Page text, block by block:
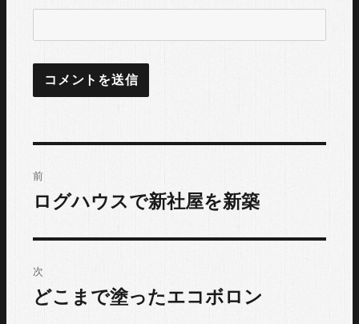
稿
ビ
ゲ
前
過
投
稿:
ログハウスで新社屋を新築
次
次
どこまで塗ったエコボロン